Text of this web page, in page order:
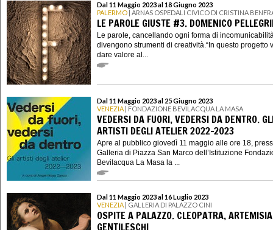
Dal 11 Maggio 2023 al 18 Giugno 2023
PALERMO | ARNAS OSPEDALI CIVICO DI CRISTINA
LE PAROLE GIUSTE #3. DOMENICO
Le parole, cancellando ogni forma di
divengono strumenti di creatività.“In questo progetto
dare valore al...
Dal 11 Maggio 2023 al 25 Giugno 2023
VENEZIA | FONDAZIONE BEVILACQUA LA MASA
VEDERSI DA FUORI, VEDERSI DA DENTRO.
ARTISTI DEGLI ATELIER 2022-2023
Apre al pubblico giovedì 11 maggio alle ore 18,
Galleria di Piazza San Marco dell’Istituzione
Bevilacqua La Masa la ...
Dal 11 Maggio 2023 al 16 Luglio 2023
VENEZIA | GALLERIA DI PALAZZO CINI
OSPITE A PALAZZO. CLEOPATRA, ARTEMISIA
GENTILESCHI